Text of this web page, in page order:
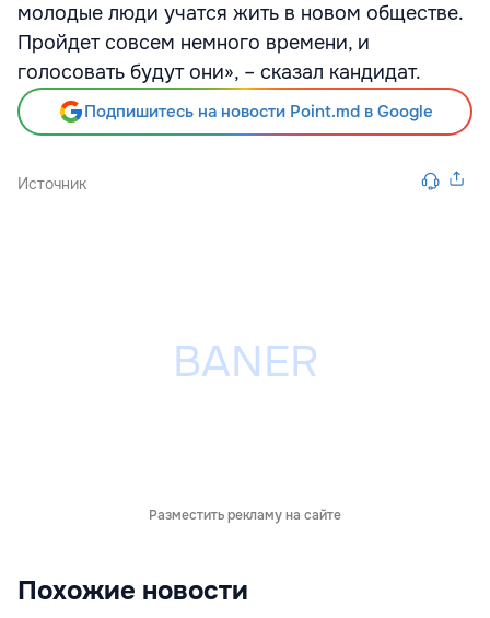
молодые люди учатся жить в новом обществе.
Пройдет совсем немного времени, и
голосовать будут они», – сказал кандидат.
Подпишитесь на новости Point.md в Google
Источник
Разместить рекламу на сайте
Похожие новости